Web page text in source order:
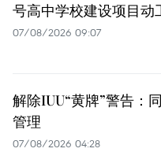
号高中学校建设项目动
07/08/2026 09:07
解除IUU“黄牌”警告：
管理
07/08/2026 04:28